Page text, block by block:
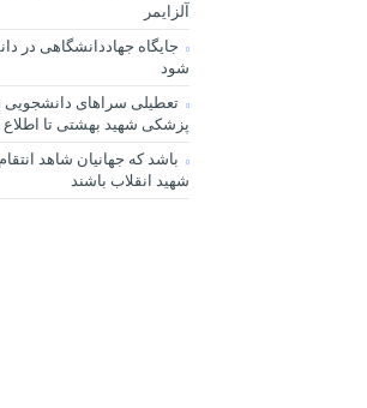
آلزایمر
جایگاه جهاددانشگاهی در
شود
تعطیلی سراهای دانشجویی
پزشکی شهید بهشتی تا اطلاع
باشد که جهانیان شاهد
شهید انقلاب باشند